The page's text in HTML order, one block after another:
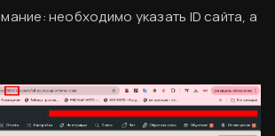
необходимо указать ID сайта, а